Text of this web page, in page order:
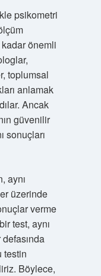
psikometri
önemli
toplumsal
anlamak
Ancak
güvenilir
sonuçları
aynı
üzerinde
verme
test, aynı
testin
Böylece,